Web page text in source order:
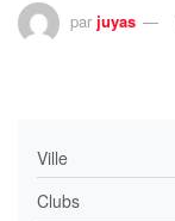
par juyas
Ville
Clubs